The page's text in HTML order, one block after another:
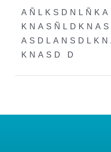
KNASD D